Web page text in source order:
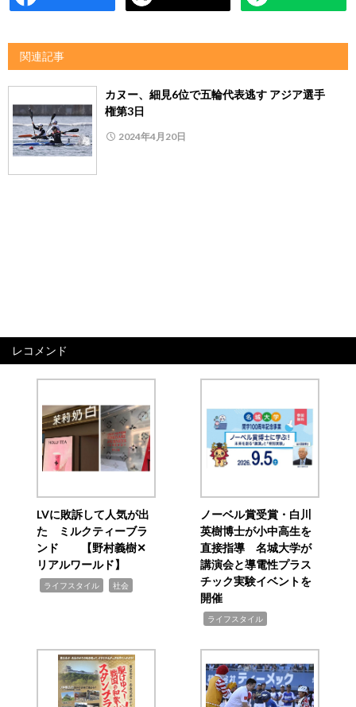
関連記事
カヌー、細見6位で五輪代表逃す アジア選手
権第3日
2024年4月20日
レコメンド
LVに敗訴して人気が出
た ミルクティーブラ
ンド 【野村義樹✕
リアルワールド】
ライフスタイル 社会
ノーベル賞受賞・白川
英樹博士が小中高生を
直接指導 名城大学が
講演会と導電性プラス
チック実験イベントを
開催
ライフスタイル